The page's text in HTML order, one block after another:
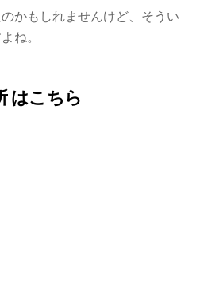
かもしれませんけど、そうい
ね。
はこちら